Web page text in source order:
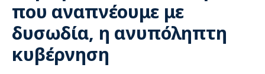
που αναπνέουμε με
δυσωδία, η ανυπόληπτη
κυβέρνηση